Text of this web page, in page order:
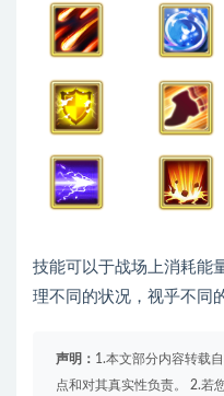
技能可以于战场上消耗能
理不同的状况，视乎不同
声明： 1.本文部分内容转载
点和对其真实性负责。 2.若